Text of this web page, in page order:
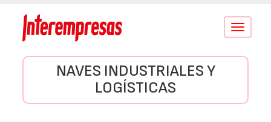
Conmutar
NAVES INDUSTRIALES Y
LOGÍSTICAS